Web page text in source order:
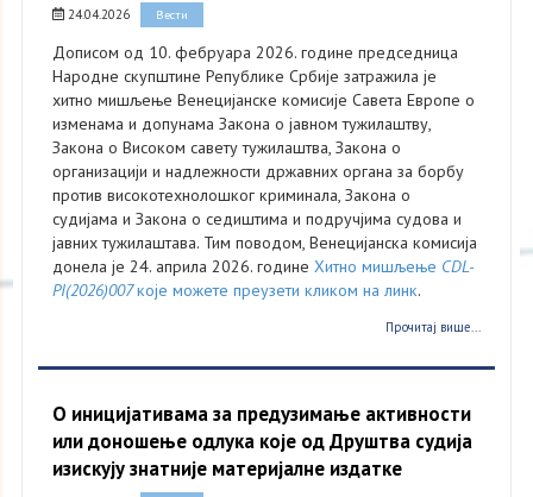
24.04.2026 Вести
Дописом од 10. фебруара 2026. године председница
Народне скупштине Републике Србије затражила је
хитно мишљење Венецијанске комисије Савета Европе о
изменама и допунама Закона о јавном тужилаштву,
Закона о Високом савету тужилаштва, Закона о
организацији и надлежности државних органа за борбу
против високотехнолошког криминала, Закона о
судијама и Закона о седиштима и подручјима судова и
јавних тужилаштава. Тим поводом, Венецијанска комисија
донела је 24. априла 2026. годинеХитно мишљење CDL-
PI(2026)007које можете преузети кликом на линк.
Прочитај више...
О иницијативама за предузимање активности
или доношење одлука које од Друштва судија
изискују знатније материјалне издатке